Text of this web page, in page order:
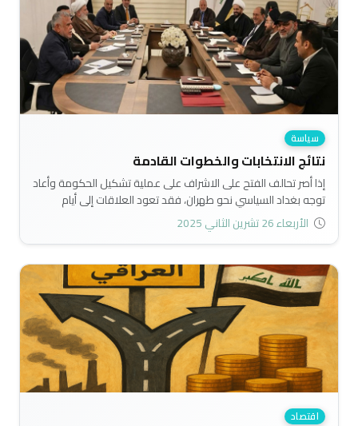
سياسة
نتائج الانتخابات والخطوات القادمة
إذا أصر تحالف الفتح على الاشراف على عملية تشكيل الحكومة وأعاد
توجه بغداد السياسي نحو طهران، فقد تعود العلاقات إلى أيام
الاضطرابات خلال الإدارة الأمريكية الأولى لترامب، عندما كان العراق
ساحة معركة فعلية بين إيران والولايات المتحدة، وكانت الشركات
الأمريكية تفضل الابتعاد عن البلد..
الأربعاء 26 تشرين الثاني 2025
اقتصاد